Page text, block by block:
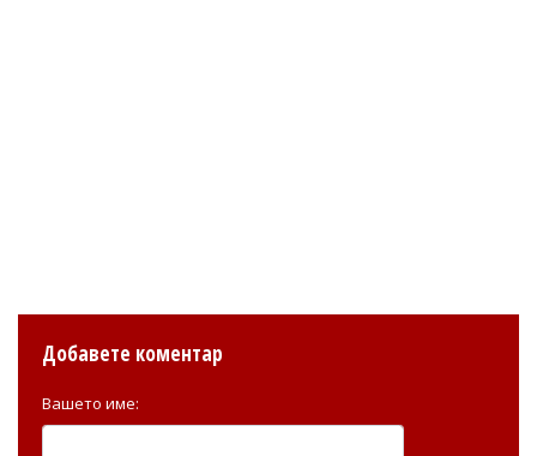
Добавете коментар
Вашето име: